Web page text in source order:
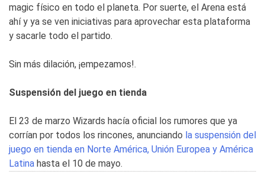
magic físico en todo el planeta. Por suerte, el Arena está
ahí y ya se ven iniciativas para aprovechar esta plataforma
y sacarle todo el partido.
Sin más dilación, ¡empezamos!.
Suspensión del juego en tienda
El 23 de marzo Wizards hacía oficial los rumores que ya
corrían por todos los rincones, anunciando la suspensión del
juego en tienda en Norte América, Unión Europea y América
Latina hasta el 10 de mayo.